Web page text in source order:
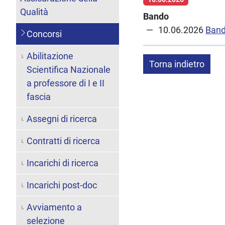
Bando
10.06.2026
Torna indietro
Qualità
Concorsi
Abilitazione
Scientifica Nazionale
a professore di I e II
fascia
Assegni di ricerca
Contratti di ricerca
Incarichi di ricerca
Incarichi post-doc
Avviamento a
selezione